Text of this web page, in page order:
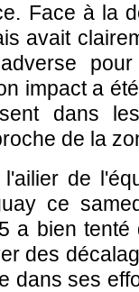
Face à la
avait
impact a
dans
de la
l'ailier de
ce
a bien tenté
des
dans ses